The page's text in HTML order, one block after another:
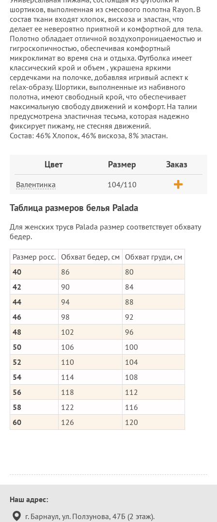
шортиков, выполненная из смесового полотна Rayon. В
состав ткани входят хлопок, вискоза и эластан, что
делает ее невероятно приятной и комфортной для тела.
Полотно обладает отличной воздухопроницаемостью и
гигроскопичностью, обеспечивая комфортный
микроклимат во время сна и отдыха. Футболка имеет
классический крой и объем , украшена яркими
сердечками на полочке, добавляя игривый аспект к
relax-образу. Шортики, выполненные из набивного
полотна, имеют свободный крой, что обеспечивает
максимальную свободу движений и комфорт. На талии
предусмотрена эластичная тесьма, которая надежно
фиксирует пижаму, не стесняя движений.
Состав: 46% Хлопок, 46% вискоза, 8% эластан.
Цвет Размер Заказ
Валентинка 104/110
Таблица размеров белья Palada
Для женских трусв Palada размер соответствует обхвату
бедер.
Размер росс. Обхват бедер, см
Обхват груди, см
40
86
80
42
90
84
44
94
88
46
98
92
48
102
96
50
106
100
52
110
104
54
114
108
56
118
112
58
122
116
60
126 120
Контактная
информация
Наш адрес:
г. Барнаул, ул. Ползунова, 47Б (2 этаж).